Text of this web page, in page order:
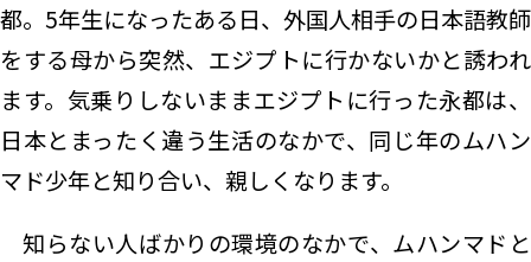
都。5年生になったある日、外国人相手の日本語教師
をする母から突然、エジプトに行かないかと誘われ
ます。気乗りしないままエジプトに行った永都は、
日本とまったく違う生活のなかで、同じ年のムハン
マド少年と知り合い、親しくなります。
知らない人ばかりの環境のなかで、ムハンマドと